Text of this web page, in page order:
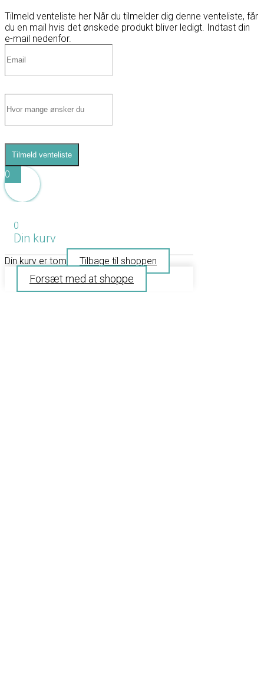
Tilmeld venteliste her Når du tilmelder dig denne venteliste, får
du en mail hvis det ønskede produkt bliver ledigt. Indtast din
e-mail nedenfor.
Tilmeld venteliste
0
0
Din kurv
Din kurv er tom Tilbage til shoppen
Forsæt med at shoppe